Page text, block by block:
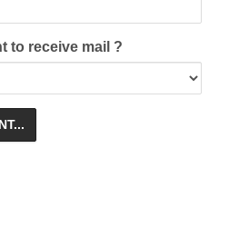
to receive mail ?